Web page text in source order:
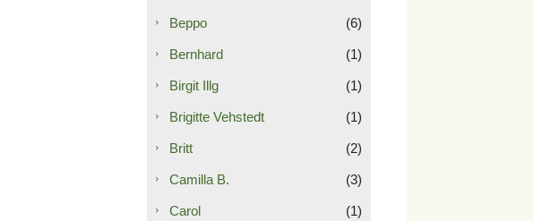
Beppo (6)
Bernhard (1)
Birgit Illg (1)
Brigitte Vehstedt (1)
Britt (2)
Camilla B. (3)
Carol (1)